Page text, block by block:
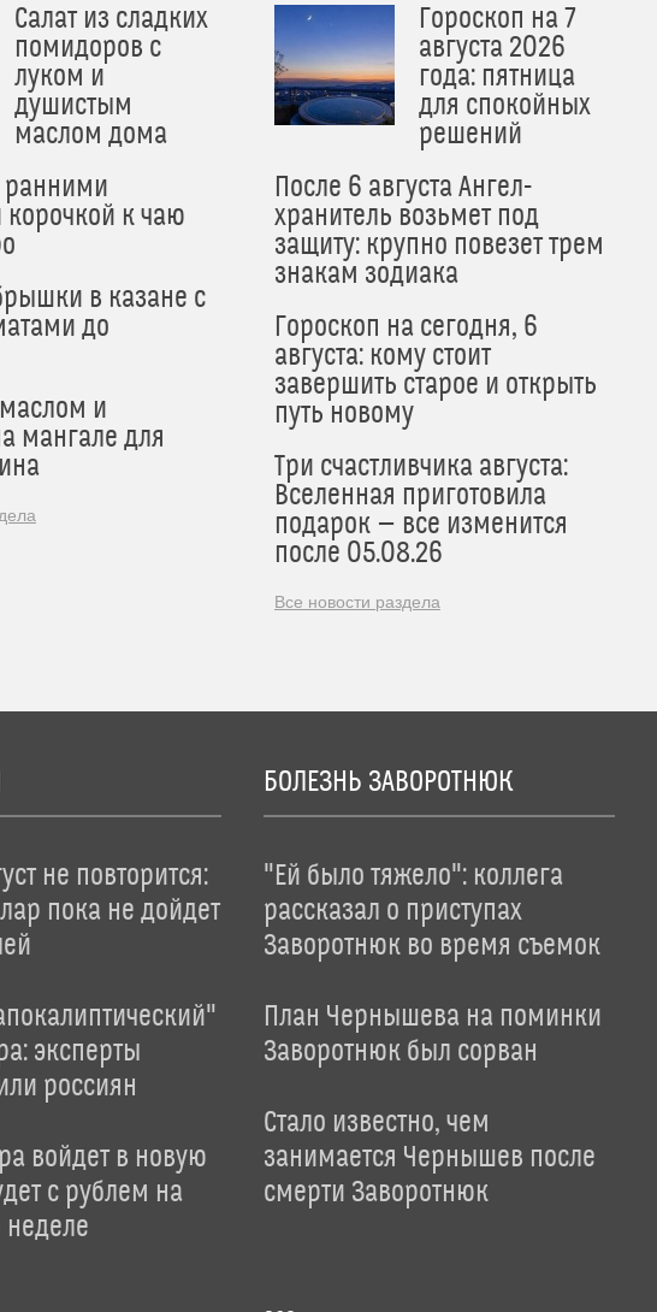
Салат из сладких
помидоров с
луком и
душистым
маслом дома
ранними
к чаю
в казане с
до
и
мангале для
Гороскоп на 7
августа 2026
года: пятница
для спокойных
решений
После 6 августа Ангел-
хранитель возьмет под
защиту: крупно повезет трем
знакам зодиака
Гороскоп на сегодня, 6
августа: кому стоит
завершить старое и открыть
путь новому
Три счастливчика августа:
Вселенная приготовила
подарок — все изменится
после 05.08.26
Все новости раздела
не повторится:
пока не дойдет
эксперты
россиян
войдет в новую
с рублем на
БОЛЕЗНЬ ЗАВОРОТНЮК
"Ей было тяжело": коллега
рассказал о приступах
Заворотнюк во время съемок
План Чернышева на поминки
Заворотнюк был сорван
Стало известно, чем
занимается Чернышев после
смерти Заворотнюк